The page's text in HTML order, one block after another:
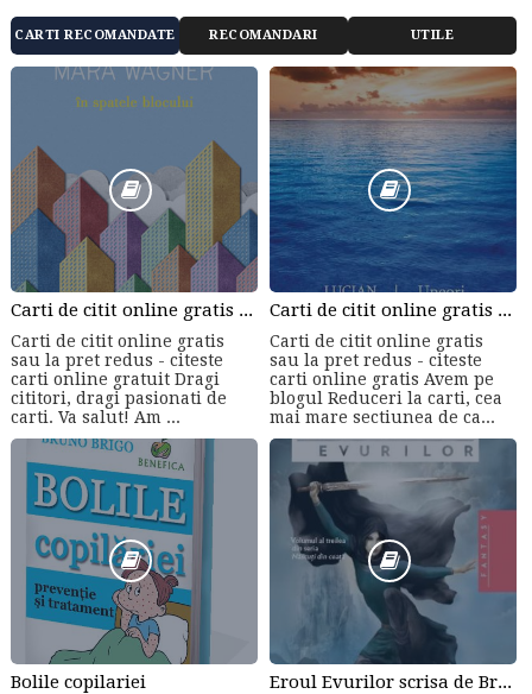
CARTI RECOMANDATE RECOMANDARI UTILE
Carti de citit online gratis sau la pret redus - citeste carti online gratuit din cele mai mari librarii online!
Carti de citit online gratis
sau la pret redus - citeste
carti online gratuit Dragi
cititori, dragi pasionati de
carti. Va salut! Am ...
Carti de citit online gratis sau la pret redus - citeste carti online gratis
Carti de citit online gratis
sau la pret redus - citeste
carti online gratis Avem pe
blogul Reduceri la carti, cea
mai mare sectiunea de ca...
Bolile copilariei Eroul Evurilor scrisa de Brandon Sanderson (Volumul 3)